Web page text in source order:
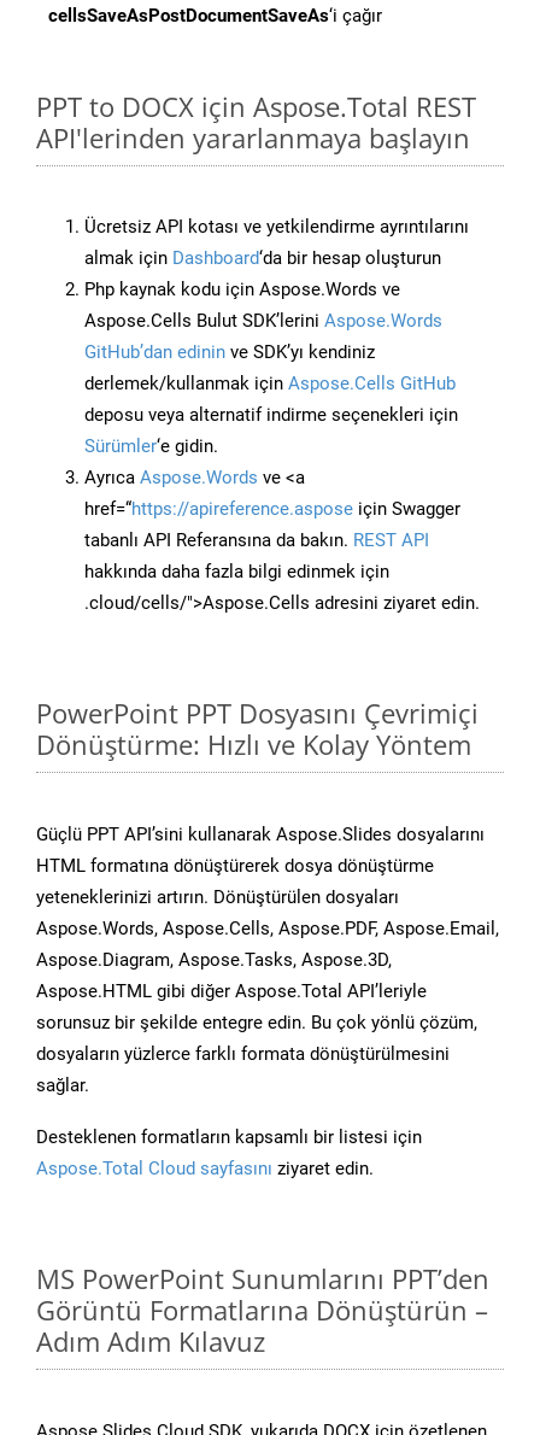
cellsSaveAsPostDocumentSaveAs‘i çağır
PPT to DOCX için Aspose.Total REST
API'lerinden yararlanmaya başlayın
Ücretsiz API kotası ve yetkilendirme ayrıntılarını
almak için Dashboard‘da bir hesap oluşturun
Php kaynak kodu için Aspose.Words ve
Aspose.Cells Bulut SDK’lerini Aspose.Words
GitHub’dan edinin ve SDK’yı kendiniz
derlemek/kullanmak için Aspose.Cells GitHub
deposu veya alternatif indirme seçenekleri için
Sürümler‘e gidin.
Ayrıca Aspose.Words ve <a
href=“https://apireference.aspose için Swagger
tabanlı API Referansına da bakın. REST API
hakkında daha fazla bilgi edinmek için
.cloud/cells/">Aspose.Cells adresini ziyaret edin.
PowerPoint PPT Dosyasını Çevrimiçi
Dönüştürme: Hızlı ve Kolay Yöntem
Güçlü PPT API’sini kullanarak Aspose.Slides dosyalarını
HTML formatına dönüştürerek dosya dönüştürme
yeteneklerinizi artırın. Dönüştürülen dosyaları
Aspose.Words, Aspose.Cells, Aspose.PDF, Aspose.Email,
Aspose.Diagram, Aspose.Tasks, Aspose.3D,
Aspose.HTML gibi diğer Aspose.Total API’leriyle
sorunsuz bir şekilde entegre edin. Bu çok yönlü çözüm,
dosyaların yüzlerce farklı formata dönüştürülmesini
sağlar.
Desteklenen formatların kapsamlı bir listesi için
Aspose.Total Cloud sayfasını ziyaret edin.
MS PowerPoint Sunumlarını PPT’den
Görüntü Formatlarına Dönüştürün –
Adım Adım Kılavuz